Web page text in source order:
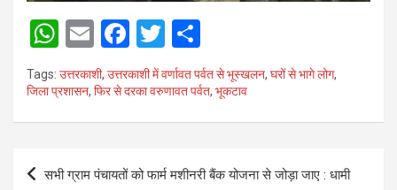
W
h
at
s
p
E
m
ail
F
a
ce
b
o
T
wi
tt
er
h
ar
e
Tags: उत्तरकाशी, उत्तरकाशी में वर्णावत पर्वत से भूस्खलन, घरों से भागे लोग,
जिला प्रशासन, फिर से दरका वरुणावत पर्वत, भूकटाव
Post
सभी ग्राम पंचायतों को फार्म मशीनरी बैंक योजना से जोड़ा जाए : धामी